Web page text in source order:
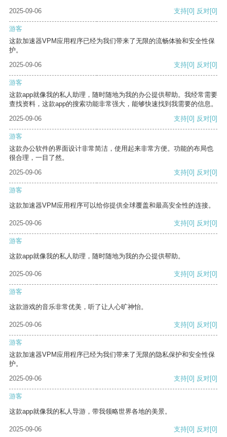
2025-09-06 支持[0] 反对[0]
游客
这款加速器VPM应用程序已经为我们带来了无限的流畅体验和安全性保
护。
2025-09-06
支持[0] 反对[0]
游客
这款app就像我的私人助理，随时随地为我的办公提供帮助。我经常需要
查找资料，这款app的搜索功能非常强大，能够快速找到我需要的信息。
2025-09-06
支持[0] 反对[0]
游客
这款办公软件的界面设计非常简洁，使用起来非常方便。功能的布局也
很合理，一目了然。
2025-09-06
支持[0] 反对[0]
游客
这款加速器VPM应用程序可以给你提供全球覆盖和最高安全性的连接。
2025-09-06 支持[0] 反对[0]
游客
这款app就像我的私人助理，随时随地为我的办公提供帮助。
2025-09-06 支持[0] 反对[0]
游客
这款游戏的音乐非常优美，听了让人心旷神怡。
2025-09-06 支持[0] 反对[0]
游客
这款加速器VPM应用程序已经为我们带来了无限的隐私保护和安全性保
护。
2025-09-06
支持[0] 反对[0]
游客
这款app就像我的私人导游，带我领略世界各地的美景。
2025-09-06 支持[0] 反对[0]